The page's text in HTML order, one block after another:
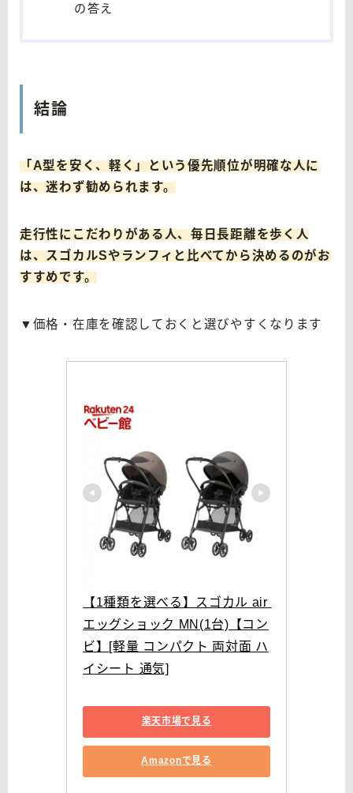
の答え
結論
「A型を安く、軽く」という優先順位が明確な人に
は、迷わず勧められます。
走行性にこだわりがある人、毎日長距離を歩く人
は、スゴカルSやランフィと比べてから決めるのがお
すすめです。
▼価格・在庫を確認しておくと選びやすくなります
【1種類を選べる】スゴカル air
エッグショック MN(1台)【コン
ビ】[軽量 コンパクト 両対面 ハ
イシート 通気]
楽天市場で見る
Amazonで見る